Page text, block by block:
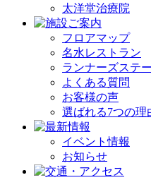
太洋堂治療院
フロアマップ
名水レストラン
ランナーズステ
よくある質問
お客様の声
選ばれる7つの理
イベント情報
お知らせ